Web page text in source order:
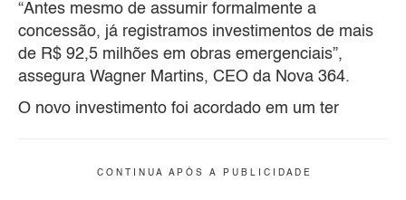
“Antes mesmo de assumir formalmente a
concessão, já registramos investimentos de mais
de R$ 92,5 milhões em obras emergenciais”,
assegura Wagner Martins, CEO da Nova 364.
O novo investimento foi acordado em um ter
C O N T I N U A A P Ó S A P U B L I C I D A D E